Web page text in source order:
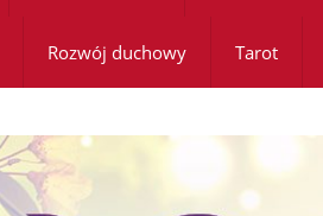
Rozwój duchowy Tarot